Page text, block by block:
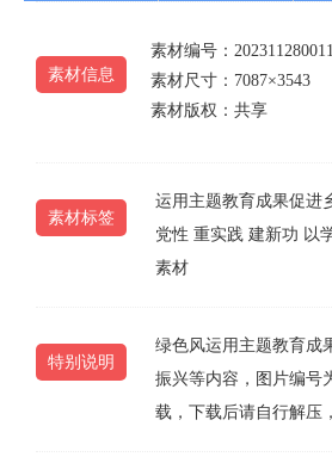
素材信息
素材编号：
素材尺寸：7087×3543
素材版权：共享
素材标签
运用主题教育成果促进
党性 重实践 建新功 以
素材
特别说明
绿色风运用主题教育成
振兴等内容，图片编号
载，下载后请自行解压